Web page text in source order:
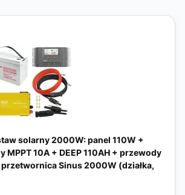
solarny 2000W: panel 110W +
MPPT 10A + DEEP 110AH + przewody
przetwornica Sinus 2000W (działka,